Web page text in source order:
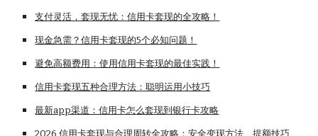
支付灵活，套现无忧：信用卡套现的全攻略！
现金急需？信用卡套现的5个必知问题！
避免高额费用：使用信用卡套现的最佳实践！
信用卡套现五种合理方法：聪明运用小技巧
最新app渠道：信用卡怎么套现到银行卡攻略